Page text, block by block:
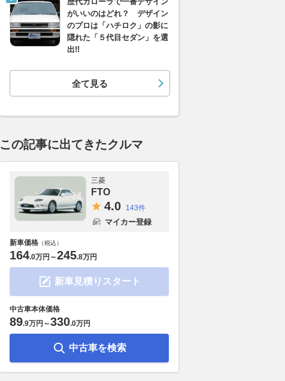
がいいのはどれ？ デザイン
のプロは「ハチロク」の影に
隠れた「５代目セダン」を選
出!!
全て見る
この記事に出てきたクルマ
三菱
FTO
4.0 143件
マイカー登録
新車価格 （税込）
164.0万円 ～245.8万円
新車見積りスタート
中古車本体価格
89.9万円 ～330.0万円
中古車を検索